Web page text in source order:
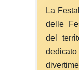
La
delle
del